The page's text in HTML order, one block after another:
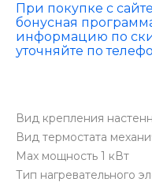
При покупке с
бонусная
информацию по
уточняйте по
Вид крепления
Вид термостата
Max мощность 1 кВт
Тип нагревательного